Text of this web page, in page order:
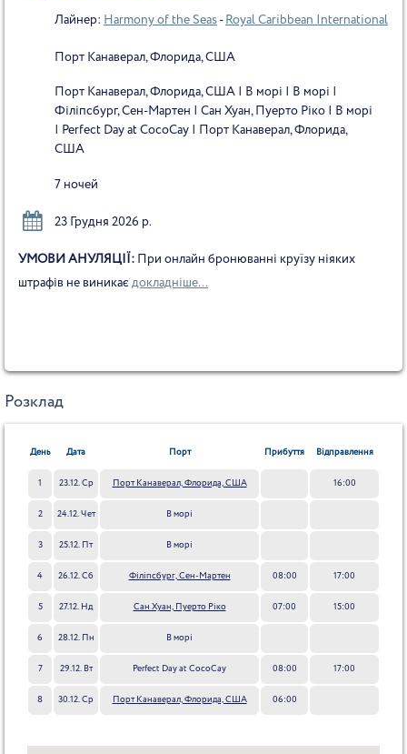
Лайнер: Harmony of the Seas-Royal Caribbean International
Порт Канаверал, Флорида, США
Порт Канаверал, Флорида, США | В морі | В морі |
Філіпсбург, Сен-Мартен | Сан Хуан, Пуерто Ріко | В морі
| Perfect Day at CocoCay | Порт Канаверал, Флорида,
США
7 ночей
23 Грудня 2026 р.
УМОВИ АНУЛЯЦІЇ: При онлайн бронюванні круїзу ніяких
штрафів не виникає докладніше...
Розклад
День Дата Порт Прибуття Відправлення
1 23.12. Ср Порт Канаверал, Флорида, США 16:00
2 24.12. Чет В морі
3 25.12. Пт В морі
4 26.12. Сб Філіпсбург, Сен-Мартен 08:00 17:00
5 27.12. Нд Сан Хуан, Пуерто Ріко 07:00 15:00
6 28.12. Пн В морі
7 29.12. Вт Perfect Day at CocoCay 08:00 17:00
8 30.12. Ср Порт Канаверал, Флорида, США 06:00